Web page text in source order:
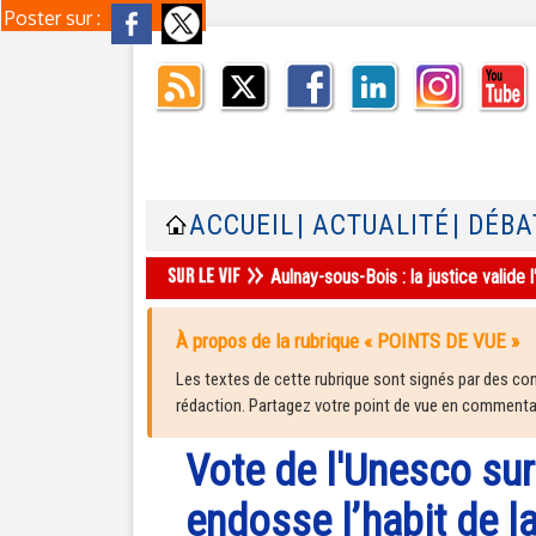
Poster sur :
ACCUEIL | ACTUALITÉ |
Aulnay-sous-Bois : la justice
À propos de la rubrique « POINTS DE VUE »
Les textes de cette rubrique sont signés par des
rédaction. Partagez votre point de vue en
Vote de l'Unesco
endosse l’habit de